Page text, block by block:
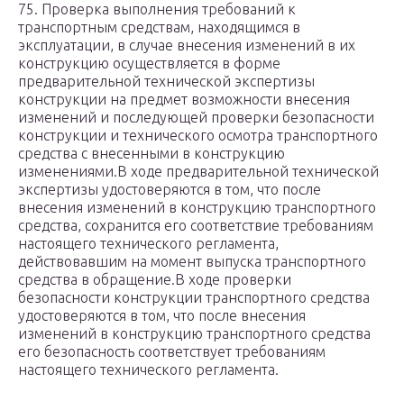
75. Проверка выполнения требований к
транспортным средствам, находящимся в
эксплуатации, в случае внесения изменений в их
конструкцию осуществляется в форме
предварительной технической экспертизы
конструкции на предмет возможности внесения
изменений и последующей проверки безопасности
конструкции и технического осмотра транспортного
средства с внесенными в конструкцию
изменениями.В ходе предварительной технической
экспертизы удостоверяются в том, что после
внесения изменений в конструкцию транспортного
средства, сохранится его соответствие требованиям
настоящего технического регламента,
действовавшим на момент выпуска транспортного
средства в обращение.В ходе проверки
безопасности конструкции транспортного средства
удостоверяются в том, что после внесения
изменений в конструкцию транспортного средства
его безопасность соответствует требованиям
настоящего технического регламента.